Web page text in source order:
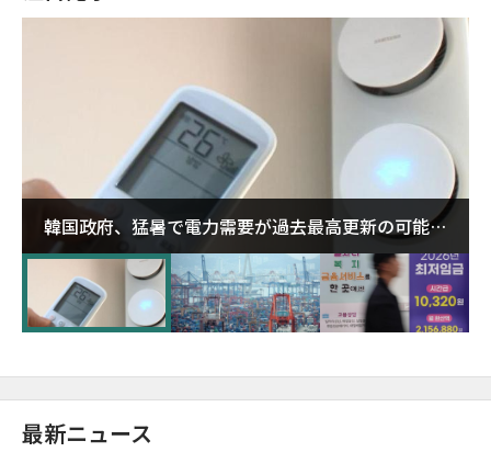
韓国政府、猛暑で電力需要が過去最高更新の可能性
に需給対応体制を点検
最新ニュース